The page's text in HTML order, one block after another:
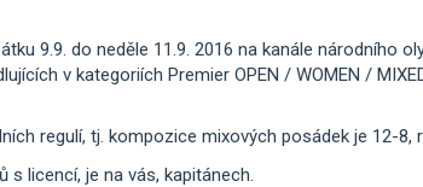
9.9. do neděle 11.9. 2016 na kanále národního
v kategoriích Premier OPEN / WOMEN /
regulí, tj. kompozice mixových posádek je 12-8,
licencí, je na vás, kapitánech.